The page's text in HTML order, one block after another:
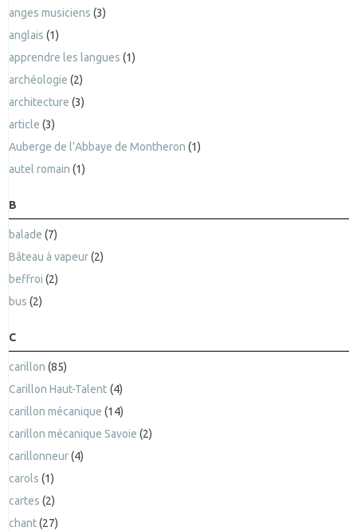
anges musiciens (3)
anglais (1)
apprendre les langues (1)
archéologie (2)
architecture (3)
article (3)
Auberge de l’Abbaye de Montheron (1)
autel romain (1)
B
balade (7)
Bâteau à vapeur(2)
beffroi (2)
bus (2)
C
carillon (85)
Carillon Haut-Talent (4)
carillon mécanique (14)
carillon mécanique Savoie (2)
carillonneur(4)
carols (1)
cartes (2)
chant(27)